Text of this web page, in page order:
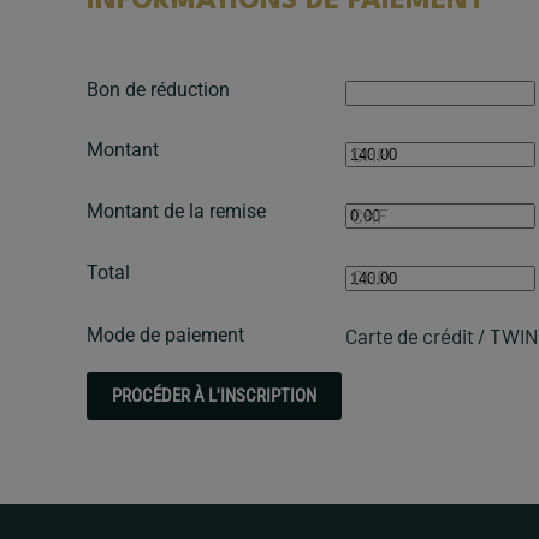
Bon de réduction
Montant CHF
Montant de la remise CHF
Total CHF
Mode de paiement Carte de crédit /